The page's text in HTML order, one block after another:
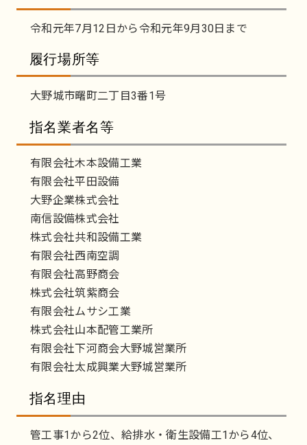
令和元年7月12日から令和元年9月30日まで
履行場所等
大野城市曙町二丁目3番1号
指名業者名等
有限会社木本設備工業
有限会社平田設備
大野企業株式会社
南信設備株式会社
株式会社共和設備工業
有限会社西南空調
有限会社高野商会
株式会社筑紫商会
有限会社ムサシ工業
株式会社山本配管工業所
有限会社下河商会大野城営業所
有限会社太成興業大野城営業所
指名理由
管工事1から2位、給排水・衛生設備工1から4位、